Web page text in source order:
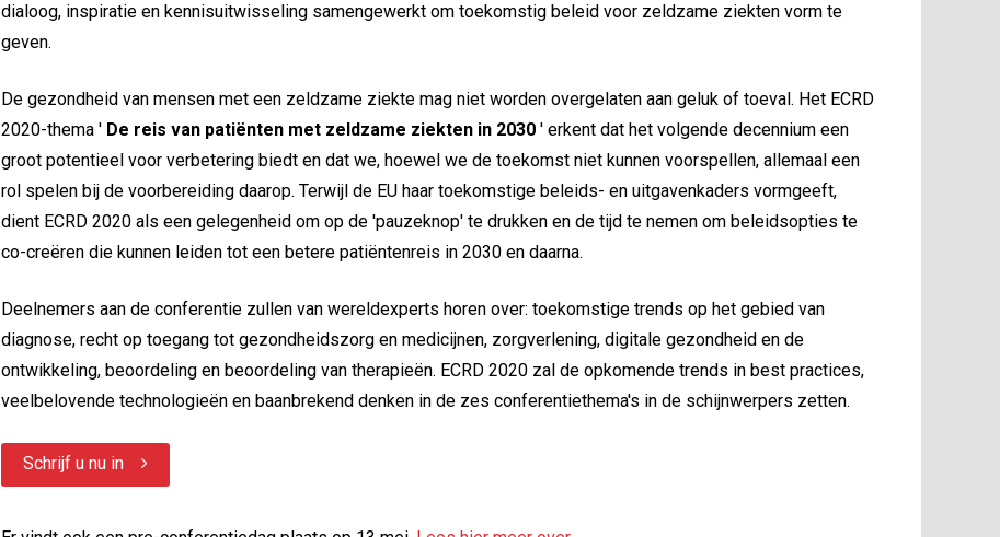
dialoog, inspiratie en kennisuitwisseling samengewerkt om toekomstig beleid voor zeldzame ziekten vorm te
geven.
De gezondheid van mensen met een zeldzame ziekte mag niet worden overgelaten aan geluk of toeval. Het ECRD
2020-thema ' De reis van patiënten met zeldzame ziekten in 2030' erkent dat het volgende decennium een ​​
groot potentieel voor verbetering biedt en dat we, hoewel we de toekomst niet kunnen voorspellen, allemaal een
rol spelen bij de voorbereiding daarop. Terwijl de EU haar toekomstige beleids- en uitgavenkaders vormgeeft,
dient ECRD 2020 als een gelegenheid om op de 'pauzeknop' te drukken en de tijd te nemen om beleidsopties te
co-creëren die kunnen leiden tot een betere patiëntenreis in 2030 en daarna.
Deelnemers aan de conferentie zullen van wereldexperts horen over: toekomstige trends op het gebied van
diagnose, recht op toegang tot gezondheidszorg en medicijnen, zorgverlening, digitale gezondheid en de
ontwikkeling, beoordeling en beoordeling van therapieën. ECRD 2020 zal de opkomende trends in best practices,
veelbelovende technologieën en baanbrekend denken in de zes conferentiethema's in de schijnwerpers zetten.
Schrijf u nu in